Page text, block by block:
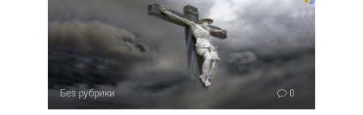
Без рубрики 0